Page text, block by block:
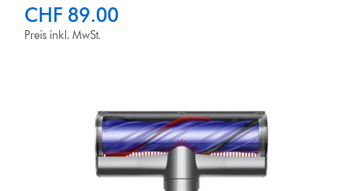
CHF 89.00
Preis inkl. MwSt.